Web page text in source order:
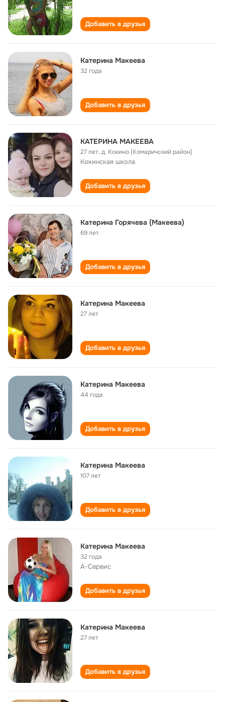
Добавить в друзья
Катерина Макеева
32 года
Добавить в друзья
КАТЕРИНА МАКЕЕВА
27 лет,д. Кокино (Комаричский район)
Кокинская школа
Добавить в друзья
Катерина Горячева (Макеева)
69 лет
Добавить в друзья
Катерина Макеева
27 лет
Добавить в друзья
Катерина Макеева
44 года
Добавить в друзья
Катерина Макеева
107 лет
Добавить в друзья
Катерина Макеева
32 года
А-Сервис
Добавить в друзья
Катерина Макеева
27 лет
Добавить в друзья